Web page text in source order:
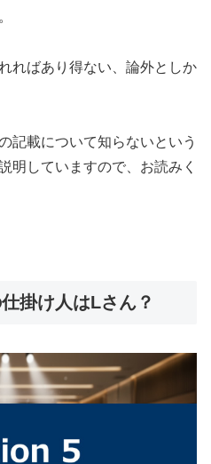
ればあり得ない、論外としか
記載について知らないという
明していますので、お読みく
掛け人はLさん？